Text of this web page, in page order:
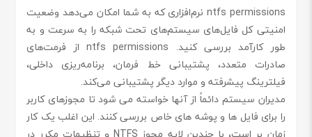
ntfs permissions نرم‌افزاری که به شما امکان می‌دهد وضعیت
امنیتی کل فایل‌های سیستم‌های تحت شبکه را به سرعت و به
طور کارآمد بررسی کنید. ntfs permissions از فرمت‌های
صادرات متعدد، پشتیبانی خط فرمان، برنامه‌ریزی داخلی،
فیلترینگ پیشرفته و موارد دیگر پشتیبانی می‌کند.
مدیران سیستم دائماً از آنها خواسته می شود تا مجوزهای کاربر
را برای فایل ها و پوشه های خاص بررسی کنند. این اغلب یک کار